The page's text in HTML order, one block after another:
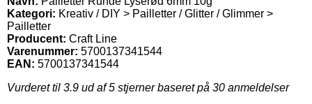
Kategori: Kreativ / DIY > Pailletter / Glitter / Glimmer >
Pailletter
Producent: Craft Line
Varenummer: 5700137341544
EAN: 5700137341544
Vurderet til 3.9 ud af 5 stjerner baseret på 30 anmeldelser